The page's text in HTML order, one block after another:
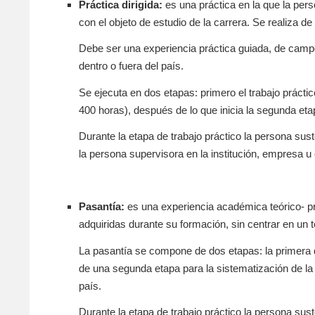
Práctica dirigida: es una práctica en la que la
con el objeto de estudio de la carrera. Se realiza
Debe ser una experiencia práctica guiada, de
dentro o fuera del país.
Se ejecuta en dos etapas: primero el trabajo
400 horas), después de lo que inicia la segunda
Durante la etapa de trabajo práctico la persona
la persona supervisora en la institución, empresa
Pasantía: es una experiencia académica teórico-
adquiridas durante su formación, sin centrar en
La pasantía se compone de dos etapas: la
de una segunda etapa para la sistematización de
país.
Durante la etapa de trabajo práctico la persona